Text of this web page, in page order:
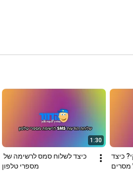
למידע נוסף
1:30
מספרי טלפון